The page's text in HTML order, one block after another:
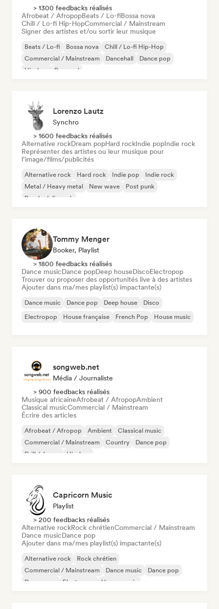
> 1300 feedbacks réalisés
Afrobeat / AfropopBeats / Lo-fiBossa nova
Chill / Lo-fi Hip-HopCommercial / Mainstream
Signer des artistes et/ou sortir leur musique
Beats / Lo-fi Bossa nova
Chill / Lo-fi Hip-Hop
Commercial / Mainstream
Dancehall
Dance pop
Hip-hop
Pop soul
Lorenzo Lautz
Synchro
> 1600 feedbacks réalisés
Alternative rockDream popHard rockIndie popIndie rock
Représenter des artistes ou leur musique pour
l’image/films/publicités
Alternative rock Hard rock Indie pop
Indie rock
Metal / Heavy metal
New wave
Post punk
Psychedelic rock
Tommy Menger
Booker, Playlist
> 1800 feedbacks réalisés
Dance musicDance popDeep houseDiscoElectropop
Trouver ou proposer des opportunités live à des artistes
Ajouter dans ma/mes playlist(s) impactante(s)
Dance music Dance pop Deep house
Disco
Electropop
House française French Pop House music
songweb.net
Média / Journaliste
> 900 feedbacks réalisés
Musique africaineAfrobeat / AfropopAmbient
Classical musicCommercial / Mainstream
Écrire des articles
Afrobeat / Afropop Ambient
Classical music
Commercial / Mainstream
Country
Dance pop
Drill / Jersey
Hip-hop
Capricorn Music
Playlist
> 200 feedbacks réalisés
Alternative rockRock chrétienCommercial / Mainstream
Dance musicDance pop
Ajouter dans ma/mes playlist(s) impactante(s)
Alternative rock
Rock chrétien
Commercial / Mainstream
Dance music
Dance pop
Dream pop
Electropop House music